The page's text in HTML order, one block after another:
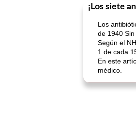
¡Los siete
Los
de 1940
Según el
1 de cada
En este
médico.